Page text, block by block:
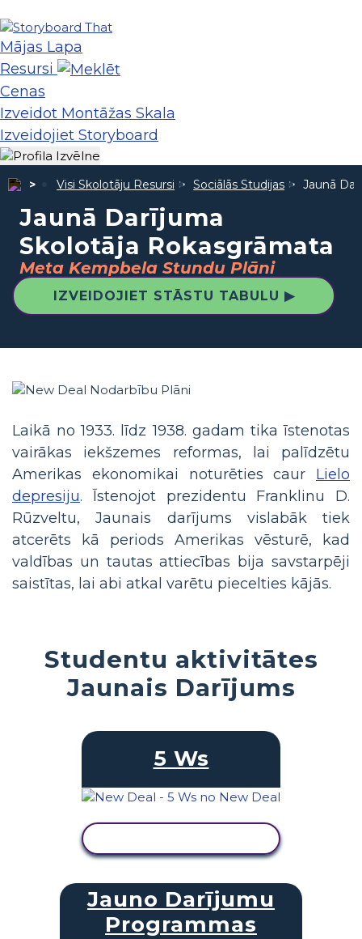
Mājas Lapa
Resursi
Cenas
Izveidot Montāžas Skala
Izveidojiet Storyboard
Visi Skolotāju Resursi Sociālās Studijas Jaunā
Jaunā Darījuma
Skolotāja Rokasgrāmata
Meta Kempbela Stundu Plāni
IZVEIDOJIET STĀSTU TABULU ▶
Laikā no 1933. līdz 1938. gadam tika īstenotas
vairākas iekšzemes reformas, lai palīdzētu
Amerikas ekonomikai noturēties caur Lielo
depresiju. Īstenojot prezidentu Franklinu D.
Rūzveltu, Jaunais darījums vislabāk tiek
atcerēts kā periods Amerikas vēsturē, kad
valdības un tautas attiecības bija savstarpēji
saistītas, lai abi atkal varētu piecelties kājās.
Studentu aktivitātes
Jaunais Darījums
5 Ws
Jauno Darījumu
Programmas